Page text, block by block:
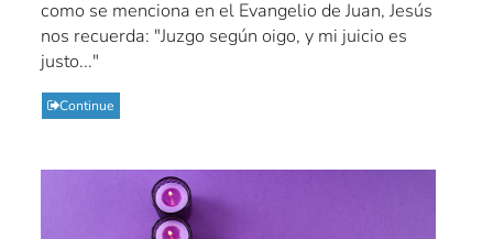
como se menciona en el Evangelio de Juan, Jesús
nos recuerda: "Juzgo según oigo, y mi juicio es
justo..."
Continue